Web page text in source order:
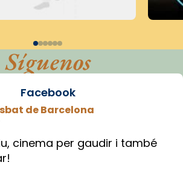
Síguenos
Facebook
de Barcelona
cinema per gaudir i també